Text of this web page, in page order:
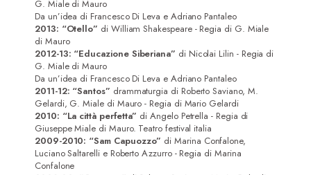
G. Miale di Mauro
Da un’idea di Francesco Di Leva e Adriano Pantaleo
2013: “Otello” di William Shakespeare - Regia di G. Miale
di Mauro
2012-13: “Educazione Siberiana” di Nicolai Lilin - Regia di
G. Miale di Mauro
Da un’idea di Francesco Di Leva e Adriano Pantaleo
2011-12: “Santos” drammaturgia di Roberto Saviano, M.
Gelardi, G. Miale di Mauro - Regia di Mario Gelardi
2010: “La città perfetta” di Angelo Petrella - Regia di
Giuseppe Miale di Mauro. Teatro festival italia
2009-2010: “Sam Capuozzo” di Marina Confalone,
Luciano Saltarelli e Roberto Azzurro - Regia di Marina
Confalone